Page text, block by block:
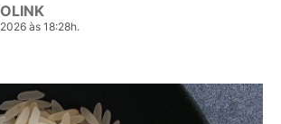
às 18:28h.